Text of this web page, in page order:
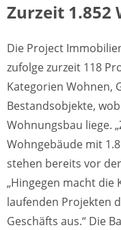
Zurzeit 1.852
Die Project
zufolge zurzeit 118
Kategorien Wohnen,
Bestandsobjekte,
Wohnungsbau liege.
Wohngebäude mit
stehen bereits vor
„Hingegen macht die
laufenden Projekten
Geschäfts aus.“ Die